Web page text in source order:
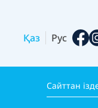
Қаз Рус